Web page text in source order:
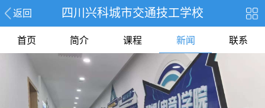
返回 四川兴科城市交通技工学校
首页 简介 课程 新闻 联系